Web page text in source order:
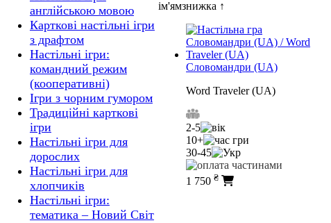
англійською мовою
Карткові настільні ігри
з драфтом
Настільні ігри:
командний режим
(кооперативні)
Ігри з чорним гумором
Традиційні карткові
ігри
Настільні ігри для
дорослих
Настільні ігри для
хлопчиків
Настільні ігри:
тематика – Новий Світ
ім'ямзнижка ↑
Словомандри (UA)
Word Traveler (UA)
2-5
10+
30-45
1 750₴